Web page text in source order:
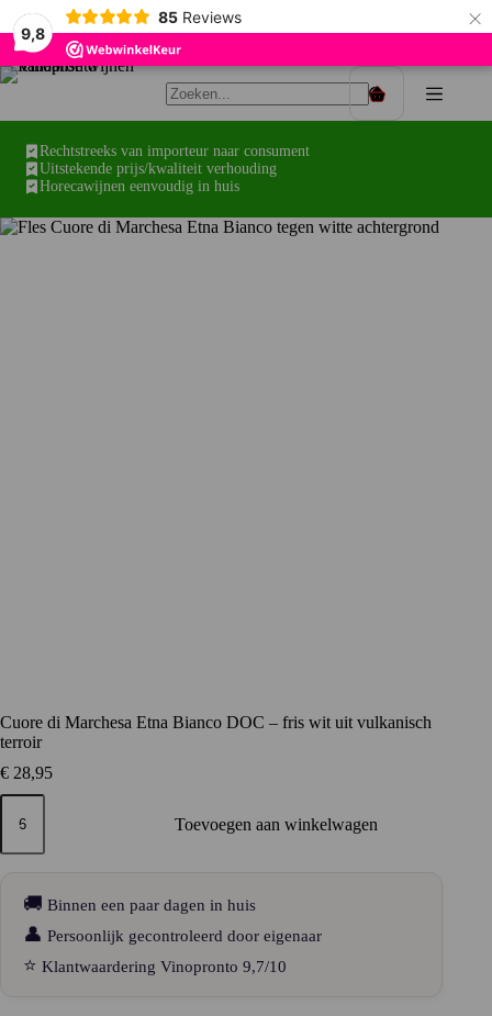
9,8
85 Reviews ×
Ga
Winkelwagen
Rechtstreeks van importeur naar consument
Uitstekende prijs/kwaliteit verhouding
Horecawijnen eenvoudig in huis
Cuore di Marchesa Etna Bianco DOC – fris wit uit vulkanisch
terroir
€ 28,95
Cuore
Etna
DOC
Toevoegen aan winkelwagen
🚚 Binnen een paar dagen in huis
👤 Persoonlijk gecontroleerd door eigenaar
⭐ Klantwaardering Vinopronto 9,7/10